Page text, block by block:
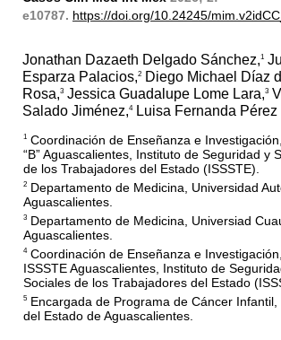
e10787. https://doi.org/10.24245/
Jonathan Dazaeth Delgado Sánchez,1
Esparza Palacios,2
Diego Michael Díaz
Rosa,3 Jessica Guadalupe Lome Lara,3
Salado Jiménez,4Luisa Fernanda Pérez
1 Coordinación de Enseñanza e
“B” Aguascalientes, Instituto de Seguridad y
de los Trabajadores del Estado (ISSSTE).
2 Departamento de Medicina, Universidad
Aguascalientes.
3 Departamento de Medicina, Universiad
Aguascalientes.
4Coordinación de Enseñanza e
ISSSTE Aguascalientes, Instituto de
Sociales de los Trabajadores del Estado
5 Encargada de Programa de Cáncer
del Estado de Aguascalientes.